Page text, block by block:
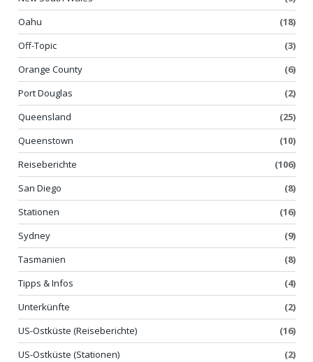
Oahu
(18)
Off-Topic
(3)
Orange County
(6)
Port Douglas
(2)
Queensland
(25)
Queenstown
(10)
Reiseberichte
(106)
San Diego
(8)
Stationen
(16)
Sydney
(9)
Tasmanien
(8)
Tipps & Infos
(4)
Unterkünfte
(2)
US-Ostküste (Reiseberichte)
(16)
US-Ostküste (Stationen)
(2)